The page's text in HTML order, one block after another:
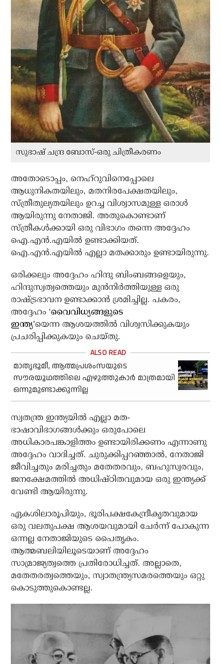
സുഭാഷ് ചന്ദ്ര ബോസ്-ഒരു ചിത്രീകരണം
അതോടൊപ്പം, നെഹ്‌റുവിനെപ്പോലെ
ആധുനികതയിലും, മതനിരപേക്ഷതയിലും,
സ്ത്രീതുല്യതയിലും ഉറച്ച വിശ്വാസമുള്ള ഒരാള്‍
ആയിരുന്നു നേതാജി. അതുകൊണ്ടാണ്
സ്ത്രീകള്‍ക്കായി ഒരു വിഭാഗം തന്നെ അദ്ദേഹം
ഐ.എന്‍.എയില്‍ ഉണ്ടാക്കിയത്.
ഐ.എന്‍.എയില്‍ എല്ലാ മതക്കാരും ഉണ്ടായിരുന്നു.
ഒരിക്കലും അദ്ദേഹം ഹിന്ദു ബിംബങ്ങളെയും,
ഹിന്ദുസ്വത്വത്തെയും മുന്‍നിര്‍ത്തിയുള്ള ഒരു
രാഷ്ട്രഭാവന ഉണ്ടാക്കാന്‍ ശ്രമിച്ചില്ല. പകരം,
അദ്ദേഹം ‘വൈവിധ്യങ്ങളുടെ
ഇന്ത്യ’യെന്ന ആശയത്തില്‍ വിശ്വസിക്കുകയും
പ്രചരിപ്പിക്കുകയും ചെയ്തു.
മാതൃഭൂമീ, ആത്മപ്രശംസയുടെ
സൗരയൂഥത്തിലെ എഴുത്തുകാര്‍ മാത്രമായി
ഒന്നുമുണ്ടാക്കുന്നില്ല
സ്വതന്ത്ര ഇന്ത്യയില്‍ എല്ലാ മത-
ഭാഷാവിഭാഗങ്ങള്‍ക്കും ഒരുപോലെ
അധികാരപങ്കാളിത്തം ഉണ്ടായിരിക്കണം എന്നാണു
അദ്ദേഹം വാദിച്ചത്. ചുരുക്കിപ്പറഞ്ഞാല്‍, നേതാജി
ജീവിച്ചതും മരിച്ചതും മതേതരവും, ബഹുസ്വരവും,
ജനക്ഷേമത്തില്‍ അധിഷ്ഠിതവുമായ ഒരു ഇന്ത്യക്ക്
വേണ്ടി ആയിരുന്നു.
ഏകശിലാരൂപിയും, ഭൂരിപക്ഷകേന്ദ്രീകൃതവുമായ
ഒരു വലതുപക്ഷ ആശയവുമായി ചേര്‍ന്ന് പോകുന്ന
ഒന്നല്ല നേതാജിയുടെ പൈതൃകം.
ആത്മബലിയിലൂടെയാണ് അദ്ദേഹം
സാമ്രാജ്യത്വത്തെ പ്രതിരോധിച്ചത്. അല്ലാതെ,
മതേതരത്വത്തെയും, സ്വാതന്ത്ര്യസമരത്തെയും ഒറ്റു
കൊടുത്തുകൊണ്ടല്ല.